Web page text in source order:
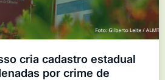
cria cadastro estadual
por crime de